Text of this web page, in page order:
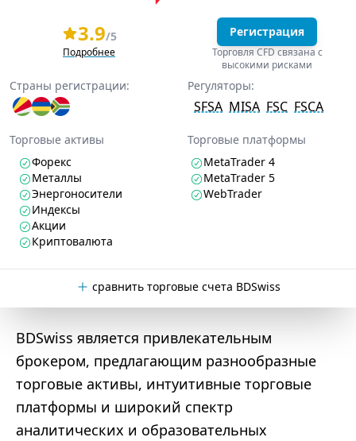
3.9/5
Подробнее
Регистрация
Торговля CFD связана с
высокими рисками
Страны регистрации: Регуляторы:
SFSA MISA FSC FSCA
Торговые активы
Форекс
Металлы
Энергоносители
Индексы
Акции
Криптовалюта
Торговые платформы
MetaTrader 4
MetaTrader 5
WebTrader
сравнить торговые счета BDSwiss
BDSwiss является привлекательным
брокером, предлагающим разнообразные
торговые активы, интуитивные торговые
платформы и широкий спектр
аналитических и образовательных